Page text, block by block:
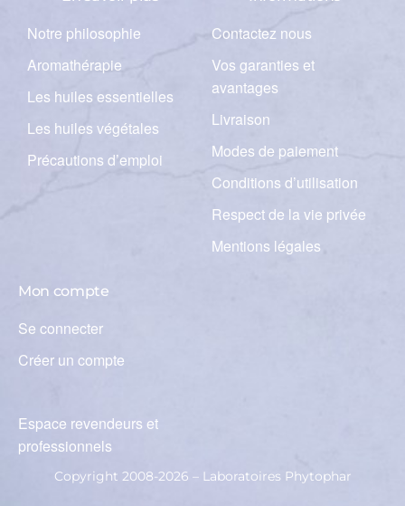
Notre philosophie
Aromathérapie
Les huiles essentielles
Les huiles végétales
Précautions d’emploi
Contactez nous
Vos garanties et
avantages
Livraison
Modes de paiement
Conditions d’utilisation
Respect de la vie privée
Mentions légales
Mon compte
Se connecter
Créer un compte
Espace revendeurs et
professionnels
Copyright 2008-2026 – Laboratoires Phytophar